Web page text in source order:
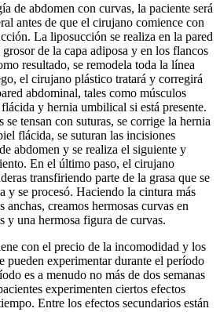
de abdomen con curvas, la paciente será
antes de que el cirujano comience con
La liposucción se realiza en la pared
de la capa adiposa y en los flancos
resultado, se remodela toda la línea
el cirujano plástico tratará y corregirá
abdominal, tales como músculos
y hernia umbilical si está presente.
tensan con suturas, se corrige la hernia
flácida, se suturan las incisiones
abdomen y se realiza el siguiente y
En el último paso, el cirujano
transfiriendo parte de la grasa que se
y se procesó. Haciendo la cintura más
anchas, creamos hermosas curvas en
y una hermosa figura de curvas.
con el precio de la incomodidad y los
pueden experimentar durante el período
es a menudo no más de dos semanas
experimenten ciertos efectos
Entre los efectos secundarios están